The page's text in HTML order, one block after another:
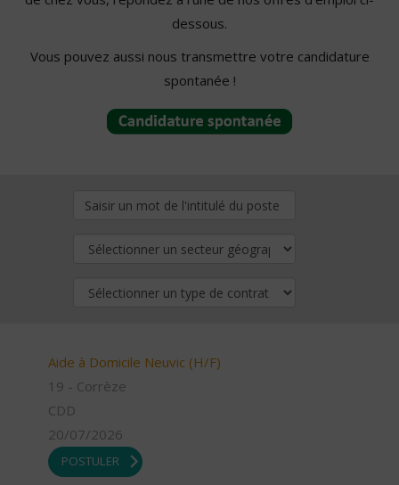
dessous.
Vous pouvez aussi nous transmettre votre candidature
spontanée !
Aide à Domicile Neuvic (H/F)
19 - Corrèze
CDD
20/07/2026
POSTULER